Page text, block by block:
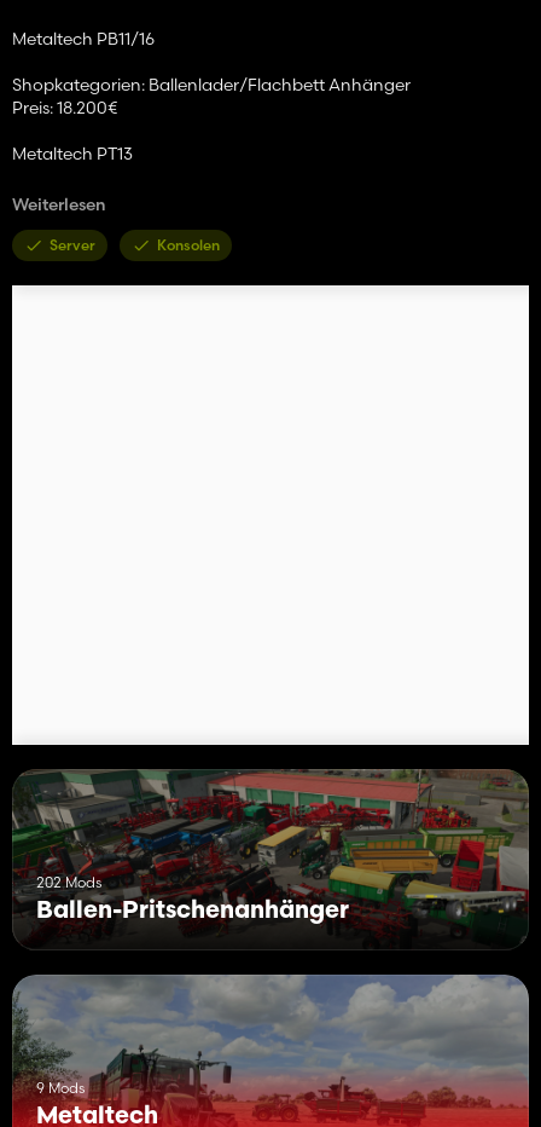
Metaltech PB11/16
Shopkategorien: Ballenlader/Flachbett Anhänger
Preis: 18.200€
Metaltech PT13
Shopkategorien: Ballenlader/Flachbett Anhänger
Weiterlesen
Server Konsolen
202 Mods
Ballen-Pritschenanhänger
9 Mods
Metaltech